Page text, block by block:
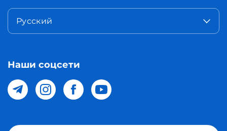
Русский
Наши соцсети